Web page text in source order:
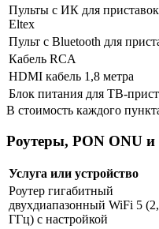
Пульты с ИК для
Eltex
Пульт с Bluetooth для
Кабель RCA
HDMI кабель 1,8 метра
Блок питания для ТВ-
В стоимость каждого
Роутеры, PON ONU и
Услуга или устройство
Роутер гигабитный
двухдиапазонный WiFi 5
ГГц) с настройкой